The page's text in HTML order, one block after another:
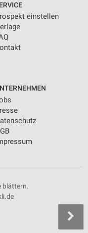
einstellen
blättern.